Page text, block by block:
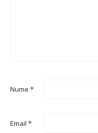
Nume *
Email *